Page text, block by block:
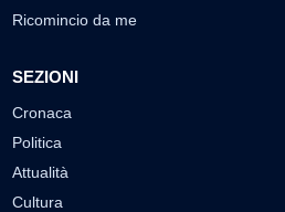
Ricomincio da me
SEZIONI
Cronaca
Politica
Attualità
Cultura